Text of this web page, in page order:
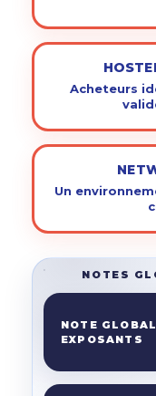
Acheteurs
Un
NOTES
NOTE
EXPOSANTS